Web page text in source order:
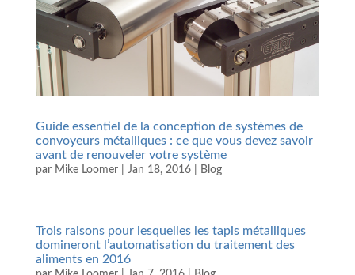
Guide essentiel de la conception de systèmes de
convoyeurs métalliques : ce que vous devez savoir
avant de renouveler votre système
par Mike Loomer| Jan 18, 2016| Blog
Trois raisons pour lesquelles les tapis métalliques
domineront l’automatisation du traitement des
aliments en 2016